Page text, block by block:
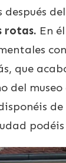
rotas. En
que
del museo